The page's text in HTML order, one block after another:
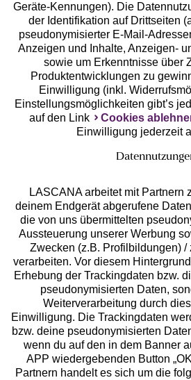
Unsere Apps
Services
Beratung
Über uns
Rechtliches
Geräte-Kennungen). Die
der Identifikation auf Drittseiten
pseudonymisierter E-Mail-
Anzeigen und Inhalte, Anzeigen-
sowie um Erkenntnisse über
Produktentwicklungen zu
Einwilligung (inkl.
Einstellungsmöglichkeiten gibt’s
auf den Link
Cookies
Einwilligung jederzeit
LASCANA arbeitet mit Partnern
deinem Endgerät abgerufene
die von uns übermittelten
Aussteuerung unserer Werbung
Zwecken (z.B. Profilbildungen) /
verarbeiten. Vor diesem
Erhebung der Trackingdaten bzw.
pseudonymisierten Daten,
Weiterverarbeitung durch
Einwilligung. Die Trackingdaten
bzw. deine pseudonymisierten
wenn du auf den in dem Banner
APP wiedergebenden Button
Partnern handelt es sich um die